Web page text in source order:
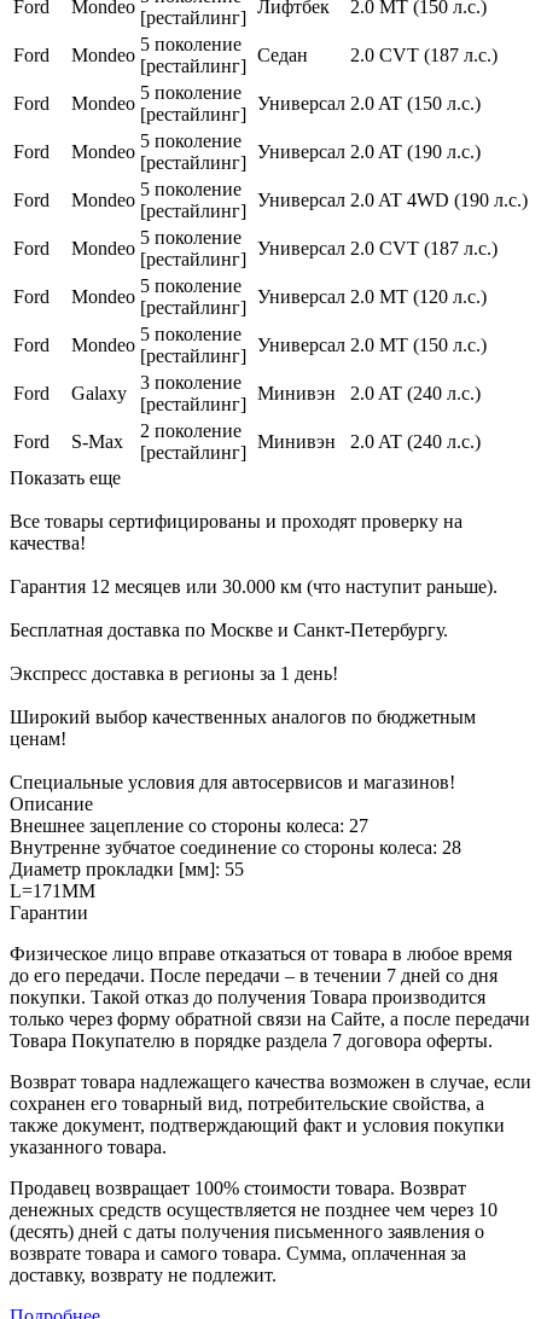
Ford Mondeo
[рестайлинг]
Лифтбек 2.0 MT (150 л.с.)
Ford Mondeo
5 поколение
[рестайлинг]
Седан 2.0 CVT (187 л.с.)
Ford Mondeo
5 поколение
[рестайлинг]
Универсал 2.0 AT (150 л.с.)
Ford Mondeo
5 поколение
[рестайлинг]
Универсал 2.0 AT (190 л.с.)
Ford Mondeo
5 поколение
[рестайлинг]
Универсал 2.0 AT 4WD (190 л.с.)
Ford Mondeo
5 поколение
[рестайлинг]
Универсал 2.0 CVT (187 л.с.)
Ford Mondeo
5 поколение
[рестайлинг]
Универсал 2.0 MT (120 л.с.)
Ford Mondeo
5 поколение
[рестайлинг]
Универсал 2.0 MT (150 л.с.)
Ford Galaxy
3 поколение
[рестайлинг]
Минивэн 2.0 AT (240 л.с.)
Ford S-Max
2 поколение
[рестайлинг]
Минивэн
2.0 AT (240 л.с.)
Показать еще
Все товары сертифицированы и проходят проверку на
качества!
Гарантия 12 месяцев или 30.000 км (что наступит раньше).
Бесплатная доставка по Москве и Санкт-Петербургу.
Экспресс доставка в регионы за 1 день!
Широкий выбор качественных аналогов по бюджетным
ценам!
Специальные условия для автосервисов и магазинов!
Описание
Внешнее зацепление со стороны колеса: 27
Внутренне зубчатое соединение со стороны колеса: 28
Диаметр прокладки [мм]: 55
L=171MM
Гарантии
Физическое лицо вправе отказаться от товара в любое время
до его передачи. После передачи – в течении 7 дней со дня
покупки. Такой отказ до получения Товара производится
только через форму обратной связи на Сайте, а после передачи
Товара Покупателю в порядке раздела 7 договора оферты.
Возврат товара надлежащего качества возможен в случае, если
сохранен его товарный вид, потребительские свойства, а
также документ, подтверждающий факт и условия покупки
указанного товара.
Продавец возвращает 100% стоимости товара. Возврат
денежных средств осуществляется не позднее чем через 10
(десять) дней с даты получения письменного заявления о
возврате товара и самого товара. Сумма, оплаченная за
доставку, возврату не подлежит.